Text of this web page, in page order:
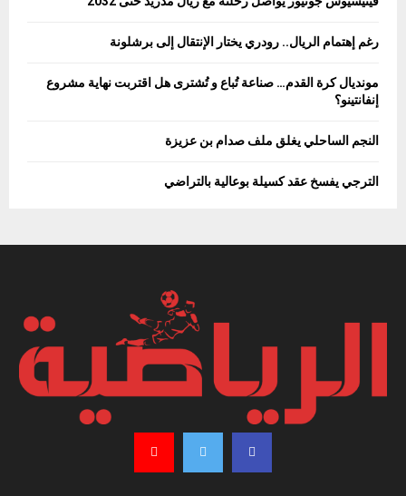
رغم إهتمام الريال.. رودري يختار الإنتقال إلى برشلونة
مونديال كرة القدم… صناعة تُباع و تُشترى هل اقتربت نهاية مشروع
إنفانتينو؟
النجم الساحلي يغلق ملف صدام بن عزيزة
الترجي يفسخ عقد كسيلة بوعالية بالتراضي